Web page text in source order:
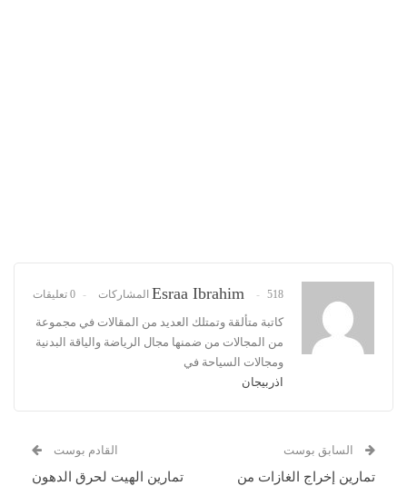
Esraa Ibrahim 518 المشاركات 0 تعليقات
كاتبة متألقة وتمتلك العديد من المقالات في مجموعة
من المجالات من ضمنها مجال الرياضة والياقة البدنية
ومجالات السياحة في
اذربيجان
السابق بوست
تمارين إخراج الغازات من
القادم بوست
تمارين الهيت لحرق الدهون